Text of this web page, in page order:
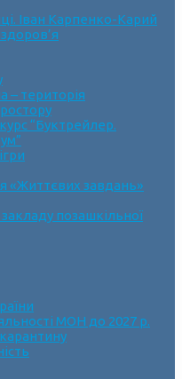
Іван Карпенко-Карий
– територія
“Буктрейлер.
«Життєвих завдань»
позашкільної
МОН до 2027 р.